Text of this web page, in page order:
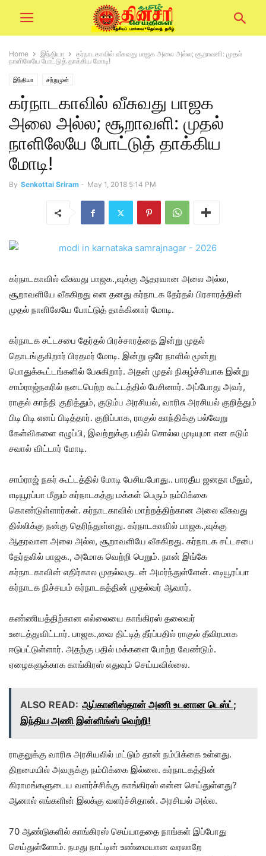
Home இந்தியா
கர்நாடகாவில் வீசுவது பாஜக அலை அல்ல; சூறாவளி: முதல்
நாளிலேயே போட்டுத் தாக்கிய மோடி!
இந்தியா சற்றுமுன்
கர்நாடகாவில் வீசுவது பாஜக
அலை அல்ல; சூறாவளி: முதல்
நாளிலேயே போட்டுத் தாக்கிய
மோடி!
By Senkottai Sriram - May 1, 2018 5:14 PM
கர்நாடகாவில் வீசுவது பாஜக.,வுக்கு ஆதரவான அலை அல்ல,
சூறாவளியே வீசுகிறது என தனது கர்நாடக தேர்தல் பிரசாரத்தின்
முதல் நாளிலேயே போட்டுத் தாக்கினார் மோடி.
கர்நாடக சட்டசபை தேர்தல் பிரச்சாரத்தை இன்று முதல்
தொடங்குகிறார் பிரதமர் மோடி. இன்று ஒரே நாளில் மூன்று
பொதுக்கூட்டங்களில் பேசுகிறார். அதன் முதல் நிகழ்ச்சியாக இன்று
சாம்ராஜ்நகரில் நடைபெற்ற கூட்டத்தில் பேசினார். அப்போது அவர்,
ராகுல் காந்தி குறித்தும், குடும்ப அரசியல், வாரிசு அரசியல் குறித்தும்
பிடி பிடி எனப் பிடித்தார். குறிப்பாக, ராகுல் காந்திக்கு பல்வேறு
கேள்விகளை எழுப்பி, இவற்றுக்கு பதில் சொல்ல முடியுமா என கடும்
சவால் விட்டார் மோடி.
சாம்ராஜ் நகர் கூட்டத்தில் மோடி பேசியபோது.. பாரதீய ஜனதா மீதும்,
எடியூரப்பா மீதும் கர்நாடகத்து மக்கள் பெரும் நம்பிக்கை
கொண்டுள்ளார்கள். கர்நாடகாவில் மாற்றத்திற்கான அலை வீசுவது
தில்லிக்கு நன்கு தெரிந்துள்ளது. கர்நாடகாவில் பாஜக.,வுக்கு
ஆதரவான அலை அல்ல, சூறாவளியே வீசுகிறது. கர்நாடக சட்டசபை
தேர்தலில் பாஜக., அமோக வெற்றி பெறும். நான் இங்கே
கர்நாடகாவின் எதிர்கால முதல்வருடன் அமர்ந்துள்ளேன். எடியூரப்பா
கர்நாடக நிச்சயம் கர்நாடகத்தின் முதல்வர் ஆவார்.
கண்ணியத்திற்கான எல்லையை காங்கிரஸ் தலைவர்
உடைத்துவிட்டார். பாஜக.,வை திட்டித் தீர்ப்பதில் ராகுல் தீவிரமாக
ஈடுபட்டுள்ளார். அதற்கு பதில் மக்களை போற்ற வேண்டும்.
ஏழைகளுக்காக காங்கிரஸ் எதுவும் செய்யவில்லை.
ALSO READ: ஆப்கானிஸ்தான் அணி உடனான டெஸ்ட்;
இந்திய அணி இன்னிங்ஸ் வெற்றி!
ராகுலுக்கு வாரிசு அரசியலில் மட்டும் தான் நம்பிக்கை உள்ளது.
திறமையில் அவருக்கு நம்பிக்கை இல்லை. கர்நாடகத்தின்
கிராமங்களுடைய வளர்ச்சிக்கு காங்கிரஸ் என்ன செய்துள்ளது?
ஆனால் எங்களின் இலக்கு வளர்ச்சிதான். அரசியல் அல்ல.
70 ஆண்டுகளில் காங்கிரஸ் செய்யாததை நாங்கள் இப்போது
செய்துள்ளோம். நமது நாட்டின் உண்மையான வரலாறே